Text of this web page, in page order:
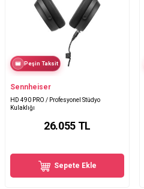
Peşin Taksit
Sennheiser
HD 490 PRO / Profesyonel Stüdyo
Kulaklığı
26.055TL
Sepete Ekle